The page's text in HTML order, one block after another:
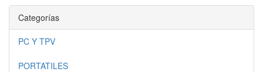
Categorías
PC Y TPV
PORTATILES